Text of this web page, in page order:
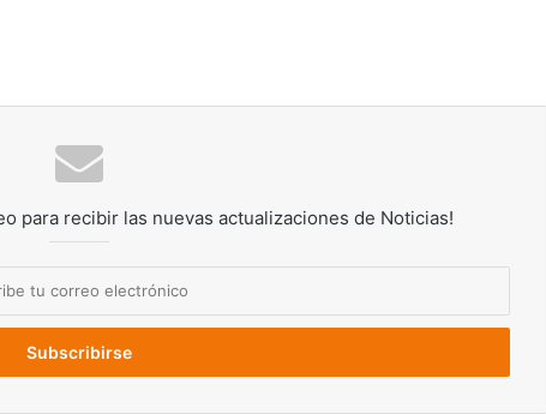
para recibir las nuevas actualizaciones de Noticias!